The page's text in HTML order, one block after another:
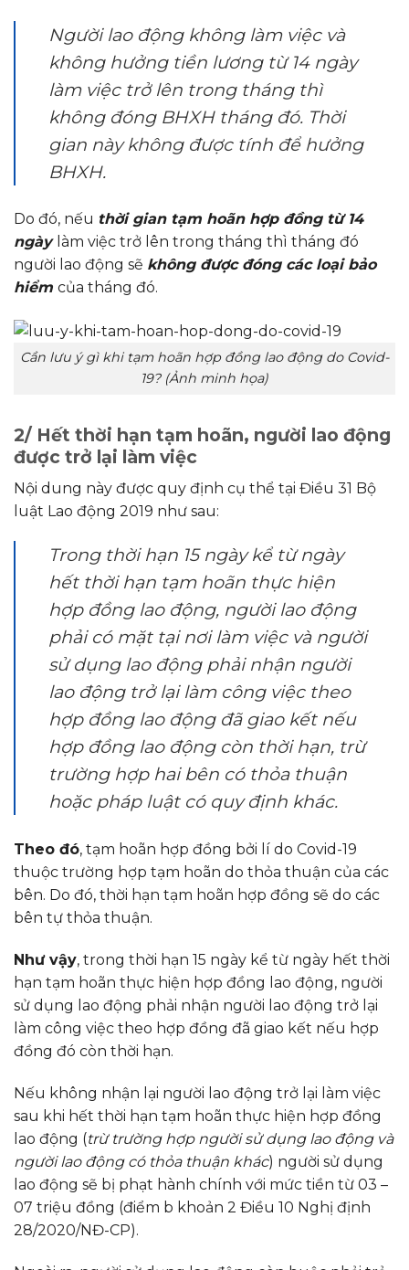
Người lao động không làm việc và
không hưởng tiền lương từ 14 ngày
làm việc trở lên trong tháng thì
không đóng BHXH tháng đó. Thời
gian này không được tính để hưởng
BHXH.
Do đó, nếu thời gian tạm hoãn hợp đồng từ 14
ngày làm việc trở lên trong tháng thì tháng đó
người lao động sẽ không được đóng các loại bảo
hiểm của tháng đó.
Cần lưu ý gì khi tạm hoãn hợp đồng lao động do Covid-
19? (Ảnh minh họa)
2/ Hết thời hạn tạm hoãn, người lao động
được trở lại làm việc
Nội dung này được quy định cụ thể tại Điều 31 Bộ
luật Lao động 2019 như sau:
Trong thời hạn 15 ngày kể từ ngày
hết thời hạn tạm hoãn thực hiện
hợp đồng lao động, người lao động
phải có mặt tại nơi làm việc và người
sử dụng lao động phải nhận người
lao động trở lại làm công việc theo
hợp đồng lao động đã giao kết nếu
hợp đồng lao động còn thời hạn, trừ
trường hợp hai bên có thỏa thuận
hoặc pháp luật có quy định khác.
Theo đó, tạm hoãn hợp đồng bởi lí do Covid-19
thuộc trường hợp tạm hoãn do thỏa thuận của các
bên. Do đó, thời hạn tạm hoãn hợp đồng sẽ do các
bên tự thỏa thuận.
Như vậy, trong thời hạn 15 ngày kể từ ngày hết thời
hạn tạm hoãn thực hiện hợp đồng lao động, người
sử dụng lao động phải nhận người lao động trở lại
làm công việc theo hợp đồng đã giao kết nếu hợp
đồng đó còn thời hạn.
Nếu không nhận lại người lao động trở lại làm việc
sau khi hết thời hạn tạm hoãn thực hiện hợp đồng
lao động (trừ trường hợp người sử dụng lao động và
người lao động có thỏa thuận khác) người sử dụng
lao động sẽ bị phạt hành chính với mức tiền từ 03 –
07 triệu đồng (điểm b khoản 2 Điều 10 Nghị định
28/2020/NĐ-CP).